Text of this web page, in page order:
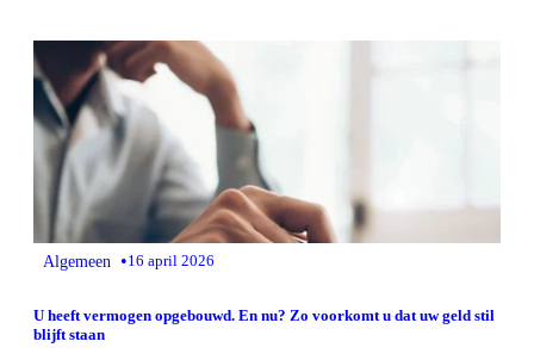
Algemeen •16 april 2026
U heeft vermogen opgebouwd. En nu? Zo voorkomt u dat uw geld stil
blijft staan